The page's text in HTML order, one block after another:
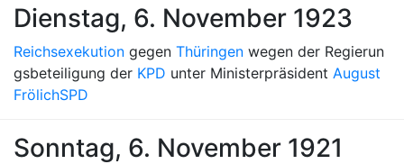
Dienstag, 6. November 1923
Reichsexekution gegen Thüringen wegen der Regierun
gsbeteiligung der KPD unter Ministerpräsident August
FrölichSPD
Sonntag, 6. November 1921